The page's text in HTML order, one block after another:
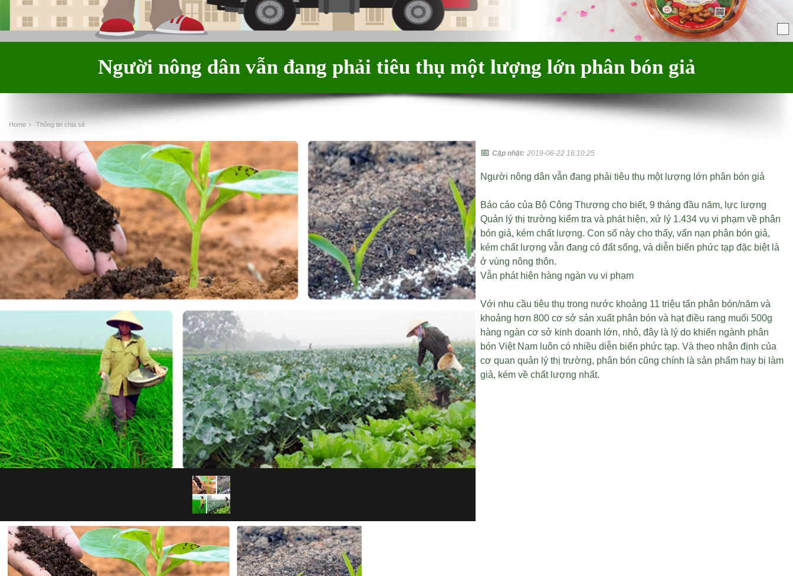
Người nông dân vẫn đang phải tiêu thụ một lượng lớn phân bón giả
Home › Thông tin chia sẻ
📅Cập nhật: 2019-06-22 16:10:25
Người nông dân vẫn đang phải tiêu thụ một lượng lớn phân bón giả
Báo cáo của Bộ Công Thương cho biết, 9 tháng đầu năm, lực lượng
Quản lý thị trường kiểm tra và phát hiện, xử lý 1.434 vụ vi phạm về phân
bón giả, kém chất lượng. Con số này cho thấy, vấn nạn phân bón giả,
kém chất lượng vẫn đang có đất sống, và diễn biến phức tạp đặc biệt là
ở vùng nông thôn.
Vẫn phát hiện hàng ngàn vụ vi phạm
Với nhu cầu tiêu thụ trong nước khoảng 11 triệu tấn phân bón/năm và
khoảng hơn 800 cơ sở sản xuất phân bón và hạt điều rang muối 500g
hàng ngàn cơ sở kinh doanh lớn, nhỏ, đây là lý do khiến ngành phân
bón Việt Nam luôn có nhiều diễn biến phức tạp. Và theo nhận định của
cơ quan quản lý thị trường, phân bón cũng chính là sản phẩm hay bị làm
giả, kém về chất lượng nhất.